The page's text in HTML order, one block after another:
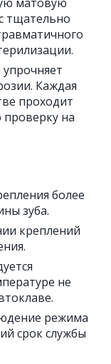
тщательно
Каждая
проходит
на
более
зуба.
креплений
не
режима
срок службы